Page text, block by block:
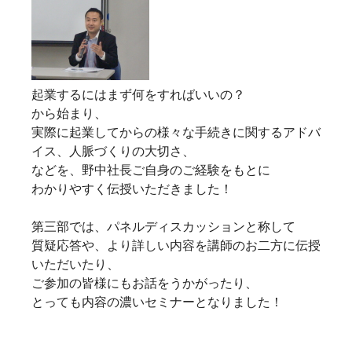
起業するにはまず何をすればいいの？
から始まり、
実際に起業してからの様々な手続きに関するアドバ
イス、人脈づくりの大切さ、
などを、野中社長ご自身のご経験をもとに
わかりやすく伝授いただきました！
第三部では、パネルディスカッションと称して
質疑応答や、より詳しい内容を講師のお二方に伝授
いただいたり、
ご参加の皆様にもお話をうかがったり、
とっても内容の濃いセミナーとなりました！